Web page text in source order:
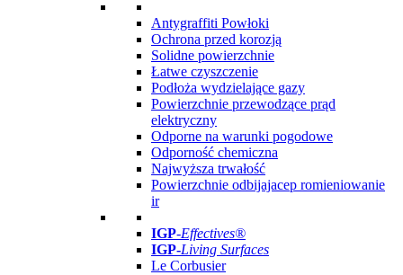
Antygraffiti Powłoki
Ochrona przed korozją
Solidne powierzchnie
Łatwe czyszczenie
Podłoża wydzielające gazy
Powierzchnie przewodzące prąd
elektryczny
Odporne na warunki pogodowe
Odporność chemiczna
Najwyższa trwałość
Powierzchnie odbijajacep romieniowanie
ir
IGP-Effectives®
IGP-Living Surfaces
Le Corbusier